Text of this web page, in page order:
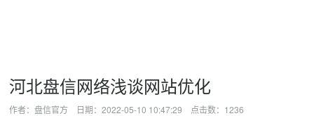
河北盘信网络浅谈网站优化
作者：盘信官方 日期：2022-05-10 10:47:29 点击数： 1236